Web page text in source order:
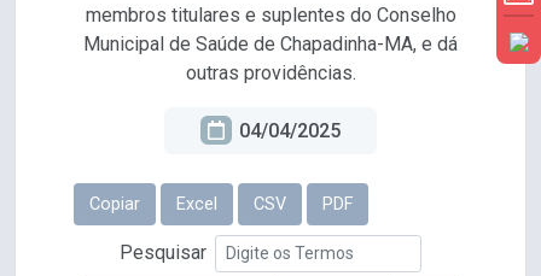
membros titulares e suplentes do Conselho
Municipal de Saúde de Chapadinha-MA, e dá
outras providências.
04/04/2025
Copiar Excel CSV PDF
Pesquisar